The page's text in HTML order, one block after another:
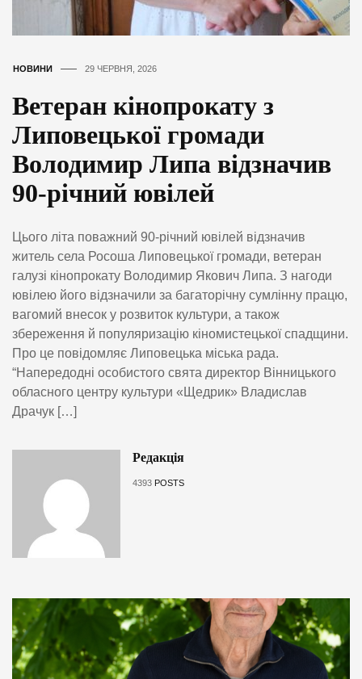
НОВИНИ 29 ЧЕРВНЯ, 2026
Ветеран кінопрокату з
Липовецької громади
Володимир Липа відзначив
90-річний ювілей
Цього літа поважний 90-річний ювілей відзначив
житель села Росоша Липовецької громади, ветеран
галузі кінопрокату Володимир Якович Липа. З нагоди
ювілею його відзначили за багаторічну сумлінну працю,
вагомий внесок у розвиток культури, а також
збереження й популяризацію кіномистецької спадщини.
Про це повідомляє Липовецька міська рада.
“Напередодні особистого свята директор Вінницького
обласного центру культури «Щедрик» Владислав
Драчук […]
Редакція
4393 POSTS